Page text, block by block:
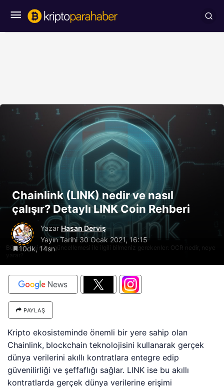
Büyük Chainlink güncellemesi ile ilgili bilmeniz gerekenler: OCR nedir, neye
Chainlink (LINK) nedir ve nasıl
çalışır? Detaylı LINK Coin Rehberi
Yazar Hasan Derviş
Yayın Tarihi30 Ocak 2021, 16:15
10dk, 14sn
PAYLAŞ
Kripto ekosisteminde önemli bir yere sahip olan
Chainlink, blockchain teknolojisini kullanarak gerçek
dünya verilerini akıllı kontratlara entegre edip
güvenilirliği ve şeffaflığı sağlar. LINK ise bu akıllı
kontratlarda gerçek dünya verilerine erişimi